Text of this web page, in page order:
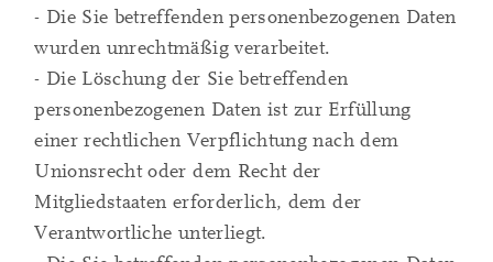
- Die Sie betreffenden personenbezogenen Daten
wurden unrechtmäßig verarbeitet.
- Die Löschung der Sie betreffenden
personenbezogenen Daten ist zur Erfüllung
einer rechtlichen Verpflichtung nach dem
Unionsrecht oder dem Recht der
Mitgliedstaaten erforderlich, dem der
Verantwortliche unterliegt.